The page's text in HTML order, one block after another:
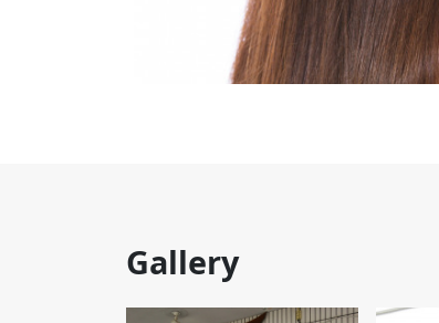
Gallery